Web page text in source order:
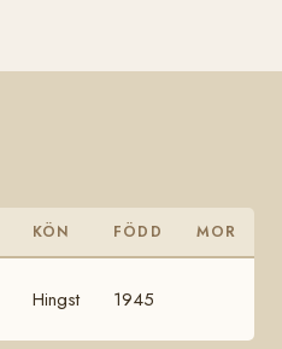
KÖN FÖDD MOR
Hingst 1945